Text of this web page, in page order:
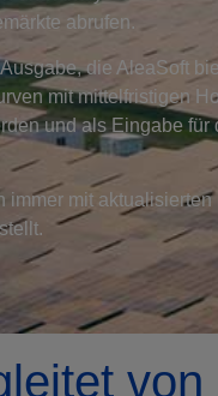
abrufen.
die AleaSoft
mit mittelfristigen
und als Eingabe für
immer mit aktualisierten
von